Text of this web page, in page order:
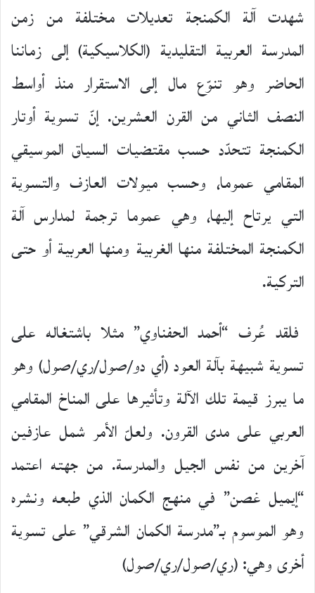
شهدت آلة الكمنجة تعديلات مختلفة من زمن
المدرسة العربية التقليدية (الكلاسيكية) إلى زماننا
الحاضر وهو تنوّع مال إلى الاستقرار منذ أواسط
النصف الثاني من القرن العشرين. إنّ تسوية أوتار
الكمنجة تتحدّد حسب مقتضيات السياق الموسيقي
المقامي عموما، وحسب ميولات العازف والتسوية
التي يرتاح إليها، وهي عموما ترجمة لمدارس آلة
الكمنجة المختلفة منها الغربية ومنها العربية أو حتى
التركية.
فلقد عُرف “أحمد الحفناوي” مثلا باشتغاله على
تسوية شبيهة بآلة العود (أي دو/صول/ري/صول) وهو
ما يبرز قيمة تلك الآلة وتأثيرها على المناخ المقامي
العربي على مدى القرون. ولعلّ الأمر شمل عازفين
آخرين من نفس الجيل والمدرسة. من جهته اعتمد
“إيميل غصن” في منهج الكمان الذي طبعه ونشره
وهو الموسوم بـ”مدرسة الكمان الشرقي” على تسوية
أخرى وهي: (ري/صول/ري/صول)